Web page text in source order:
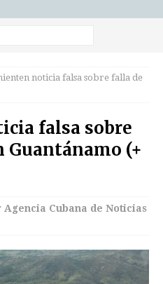
noticia falsa sobre falla de
falsa sobre
Guantánamo (+
Agencia Cubana de Noticias